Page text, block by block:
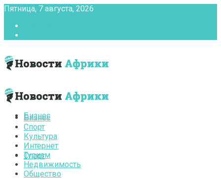
Пятница, 7 августа, 2026
Бизнес
Спорт
Бизнес
Спорт
Культура
Интернет
Туризм
Недвижимость
Общество